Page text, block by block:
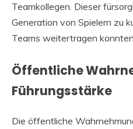
Teamkollegen. Dieser
Generation von Spielern zu
Teams weitertragen
Öffentliche
Führungsstärke
Die öffentliche